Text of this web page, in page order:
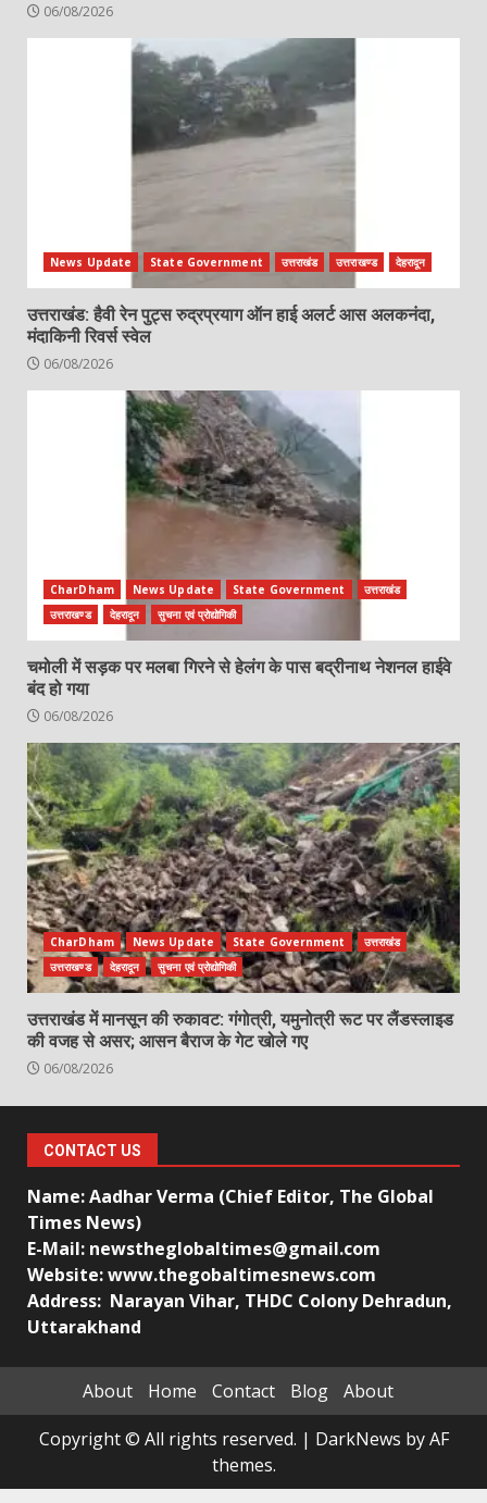
06/08/2026
News Update State Government उत्तराखंड उत्तराखण्ड देहरादून
उत्तराखंड: हैवी रेन पुट्स रुद्रप्रयाग ऑन हाई अलर्ट आस अलकनंदा,
मंदाकिनी रिवर्स स्वेल
06/08/2026
CharDham News Update State Government
उत्तराखंड
उत्तराखण्ड
देहरादून सुचना एवं प्रोद्योगिकी
चमोली में सड़क पर मलबा गिरने से हेलंग के पास बद्रीनाथ नेशनल हाईवे
बंद हो गया
06/08/2026
CharDham News Update State Government
उत्तराखंड
उत्तराखण्ड
देहरादून सुचना एवं प्रोद्योगिकी
उत्तराखंड में मानसून की रुकावट: गंगोत्री, यमुनोत्री रूट पर लैंडस्लाइड
की वजह से असर; आसन बैराज के गेट खोले गए
06/08/2026
CONTACT US
Name: Aadhar Verma (Chief Editor, The Global
Times News)
E-Mail: newstheglobaltimes@gmail.com
Website: www.thegobaltimesnews.com
Address: Narayan Vihar, THDC Colony Dehradun,
Uttarakhand
About Home Contact Blog
About
Copyright © All rights reserved. | DarkNews by AF
themes.